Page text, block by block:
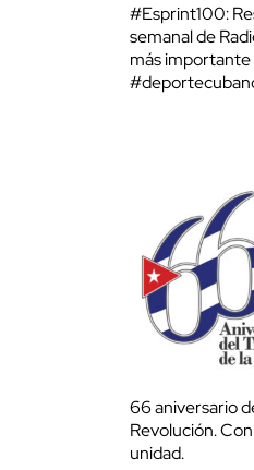
#Esprint100:
semanal de
más importante
66 aniversario
Revolución.
unidad.